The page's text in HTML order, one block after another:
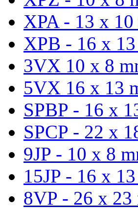
XPA - 13 x 10
XPB - 16 x
3VX 10 x 8
5VX 16 x 13
SPBP - 16 x
SPCP - 22 x
9JP - 10 x 8
15JP - 16 x
8VP - 26 x 23